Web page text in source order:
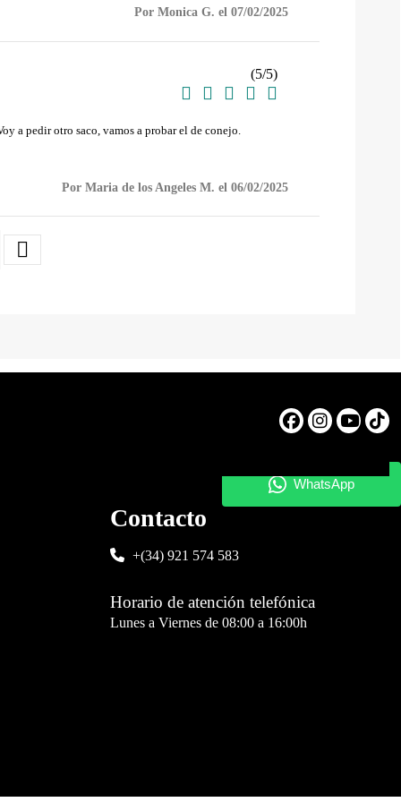
Por Monica G. el 07/02/2025
(5/5)
    
a pedir otro saco, vamos a probar el de conejo.
Por Maria de los Angeles M. el 06/02/2025

Contacto
+(34) 921 574 583
Horario de atención telefónica
Lunes a Viernes de 08:00 a 16:00h